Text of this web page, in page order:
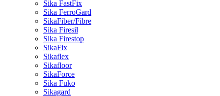
Sika FastFix
Sika FerroGard
SikaFiber/Fibre
Sika Firesil
Sika Firestop
SikaFix
Sikaflex
Sikafloor
SikaForce
Sika Fuko
Sikagard